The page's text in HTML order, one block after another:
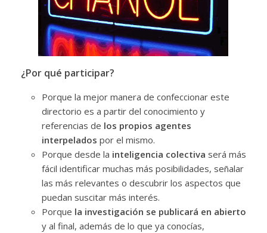
¿Por qué participar?
Porque la mejor manera de confeccionar este
directorio es a partir del conocimiento y
referencias de los propios agentes
interpelados por el mismo.
Porque desde la inteligencia colectiva será más
fácil identificar muchas más posibilidades, señalar
las más relevantes o descubrir los aspectos que
puedan suscitar más interés.
Porque la investigación se publicará en abierto
y al final, además de lo que ya conocías,